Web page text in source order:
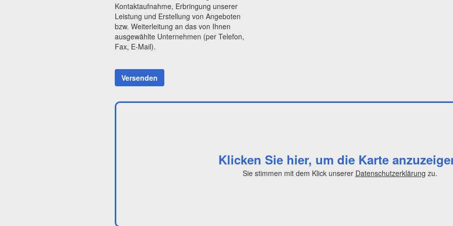
Kontaktaufnahme, Erbringung unserer
Leistung und Erstellung von Angeboten
bzw. Weiterleitung an das von Ihnen
ausgewählte Unternehmen (per Telefon,
Fax, E-Mail).
Versenden
Klicken Sie hier, um die Karte
Sie stimmen mit dem Klick unserer Datenschutzerklärung zu.